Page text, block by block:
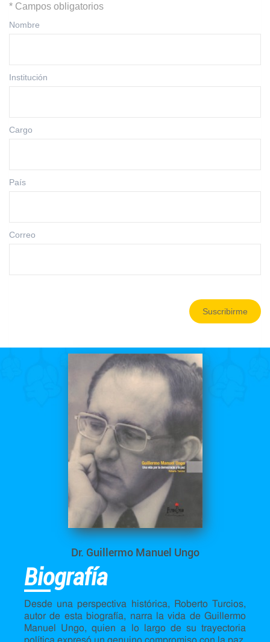
* Campos obligatorios
Nombre
Institución
Cargo
País
Correo
Suscribirme
Dr. Guillermo Manuel Ungo
Biografía
Desde una perspectiva histórica, Roberto Turcios,
autor de esta biografía, narra la vida de Guillermo
Manuel Ungo, quien a lo largo de su trayectoria